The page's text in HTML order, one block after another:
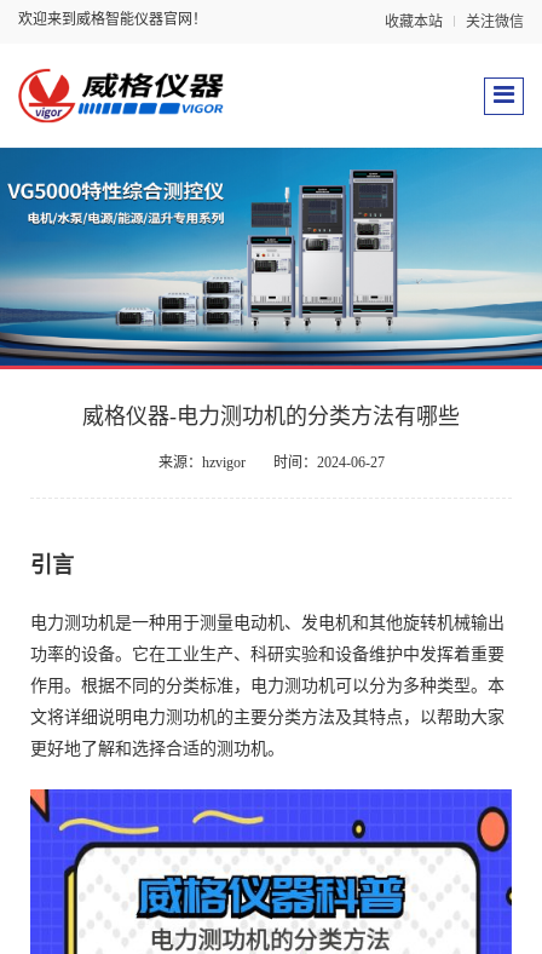
欢迎来到威格智能仪器官网！ 收藏本站 关注微信
威格仪器-电力测功机的分类方法有哪些
来源：hzvigor 时间：2024-06-27
引言
电力测功机是一种用于测量电动机、发电机和其他旋转机械输出
功率的设备。它在工业生产、科研实验和设备维护中发挥着重要
作用。根据不同的分类标准，电力测功机可以分为多种类型。本
文将详细说明电力测功机的主要分类方法及其特点，以帮助大家
更好地了解和选择合适的测功机。